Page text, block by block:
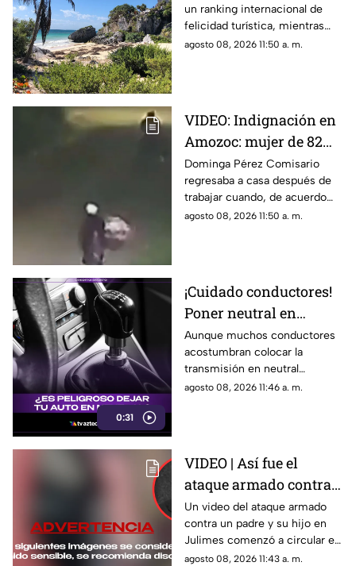
y Bora Bora
un ranking internacional de
felicidad turística, mientras
Oaxaca también logró entrar al
agosto 08, 2026 11:50 a. m.
VIDEO: Indignación en
Amozoc: mujer de 82
años habría sido
4sesinada tras vender
cemitas
Dominga Pérez Comisario
regresaba a casa después de
trabajar cuando, de acuerdo
con vecinos, habría sido
agosto 08, 2026 11:50 a. m.
0:31
¡Cuidado conductores!
Poner neutral en
semáforos podría
afectar tu auto
automático
Aunque muchos conductores
acostumbran colocar la
transmisión en neutral
mientras esperan en un
dependiendo del vehículo y de
la situación.
agosto 08, 2026 11:46 a. m.
VIDEO | Así fue el
ataque armado contra
un padre y su hijo en
Julimes, Chihuahua
Un video del ataque armado
contra un padre y su hijo en
Julimes comenzó a circular en
redes; uno de ellos murió y la
agosto 08, 2026 11:43 a. m.